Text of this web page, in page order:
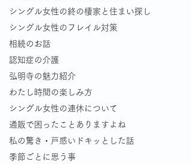
シングル女性の終の棲家と住まい探し
シングル女性のフレイル対策
相続のお話
認知症の介護
弘明寺の魅力紹介
わたし時間の楽しみ方
シングル女性の連休について
通販で困ったことありますよね
私の驚き・戸惑いドキッとした話
季節ごとに思う事